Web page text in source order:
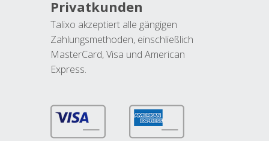
Privatkunden
Talixo akzeptiert alle gängigen
Zahlungsmethoden, einschließlich
MasterCard, Visa und American
Express.